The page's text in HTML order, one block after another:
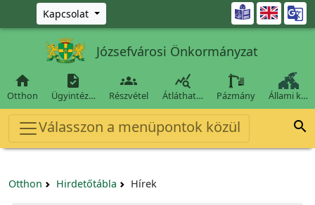
Ugrás a fő tartalomra
Kapcsolat 
Józsefvárosi Önkormányzat

Otthon

Ügyintéz…

Részvétel

Átláthat… Pázmány Állami k…
Válasszon a menüpontok közül 
Otthon Hirdetőtábla Hírek